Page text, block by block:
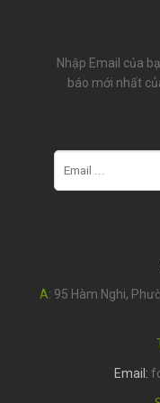
Nhập Email của
báo mới nhất
A: 95 Hàm Nghi,
Email: